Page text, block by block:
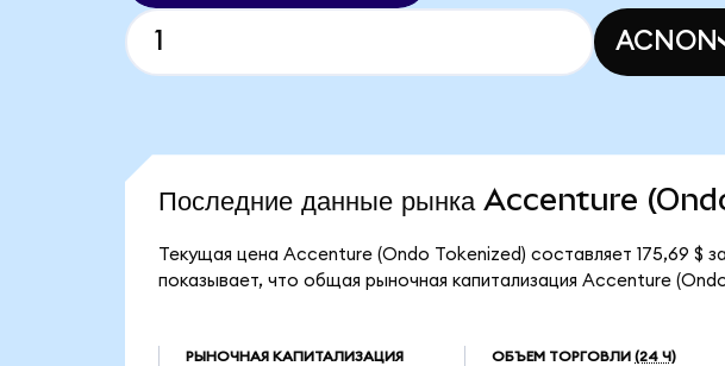
ACNON
Последние данные рынка Accenture
Текущая цена Accenture (Ondo Tokenized) составляет 175,69 $
показывает, что общая рыночная капитализация Accenture
РЫНОЧНАЯ КАПИТАЛИЗАЦИЯ ОБЪЕМ ТОРГОВЛИ (24 Ч)